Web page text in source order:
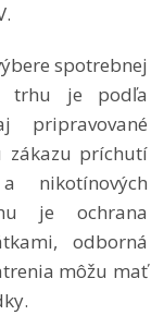
spotrebnej
trhu je podľa
pripravované
zákazu príchutí
nikotínových
je ochrana
odborná
môžu mať